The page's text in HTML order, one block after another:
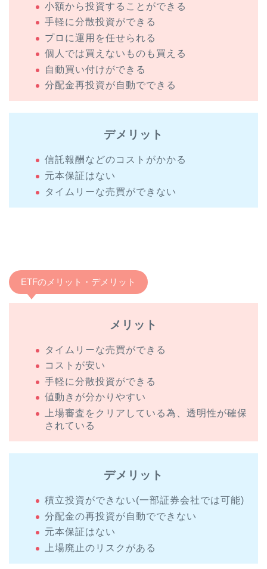
小額から投資することができる
手軽に分散投資ができる
プロに運用を任せられる
個人では買えないものも買える
自動買い付けができる
分配金再投資が自動でできる
デメリット
信託報酬などのコストがかかる
元本保証はない
タイムリーな売買ができない
ETFのメリット・デメリット
メリット
タイムリーな売買ができる
コストが安い
手軽に分散投資ができる
値動きが分かりやすい
上場審査をクリアしている為、透明性が確保
されている
デメリット
積立投資ができない(一部証券会社では可能)
分配金の再投資が自動でできない
元本保証はない
上場廃止のリスクがある